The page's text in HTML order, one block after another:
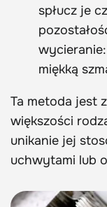
spłucz je
miękką
Ta metoda jest
większości
unikanie jej
uchwytami lub